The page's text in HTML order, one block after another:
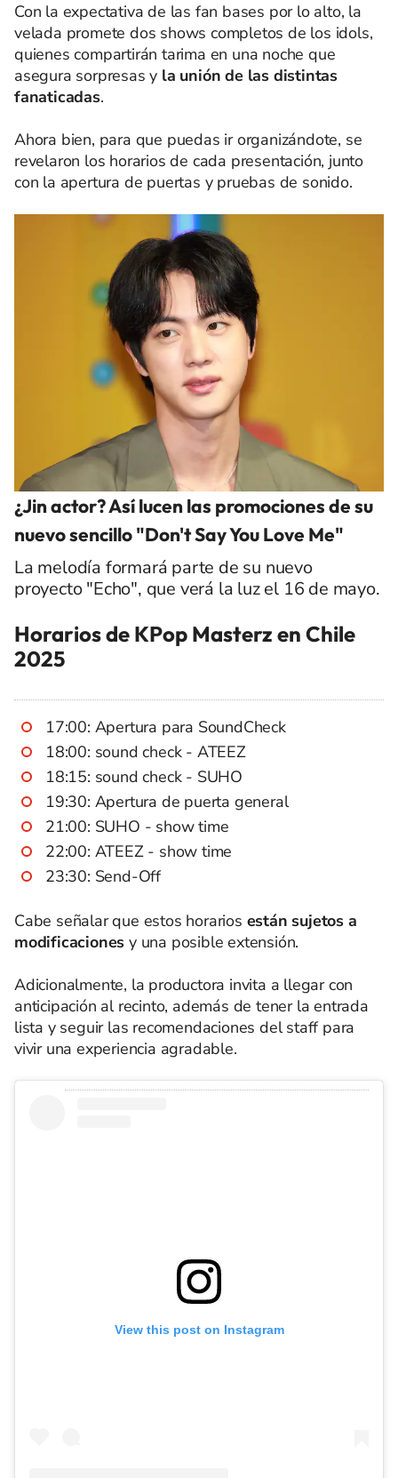
Con la expectativa de las fan bases por lo alto, la
velada promete dos shows completos de los idols,
quienes compartirán tarima en una noche que
asegura sorpresas y la unión de las distintas
fanaticadas.
Ahora bien, para que puedas ir organizándote, se
revelaron los horarios de cada presentación, junto
con la apertura de puertas y pruebas de sonido.
¿Jin actor? Así lucen las promociones de su
nuevo sencillo "Don't Say You Love Me"
La melodía formará parte de su nuevo
proyecto "Echo", que verá la luz el 16 de mayo.
Horarios de KPop Masterz en Chile
2025
17:00: Apertura para SoundCheck
18:00: sound check - ATEEZ
18:15: sound check - SUHO
19:30: Apertura de puerta general
21:00: SUHO - show time
22:00: ATEEZ - show time
23:30: Send-Off
Cabe señalar que estos horarios están sujetos a
modificaciones y una posible extensión.
Adicionalmente, la productora invita a llegar con
anticipación al recinto, además de tener la entrada
lista y seguir las recomendaciones del staff para
vivir una experiencia agradable.
View this post on Instagram